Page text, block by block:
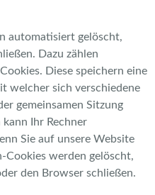
automatisiert gelöscht,
Dazu zählen
Diese speichern eine
welcher sich verschiedene
gemeinsamen Sitzung
Ihr Rechner
Sie auf unsere Website
Cookies werden gelöscht,
den Browser schließen.